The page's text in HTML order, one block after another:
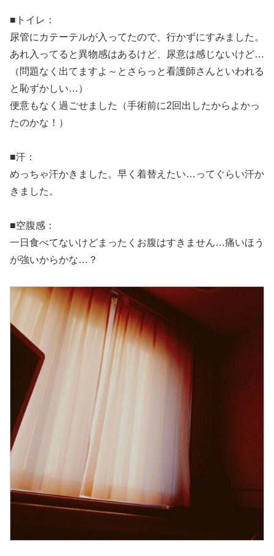
■トイレ：
尿管にカテーテルが入ってたので、行かずにすみました。
あれ入ってると異物感はあるけど、尿意は感じないけど…
（問題なく出てますよ～とさらっと看護師さんといわれる
と恥ずかしい…）
便意もなく過ごせました（手術前に2回出したからよかっ
たのかな！）
■汗：
めっちゃ汗かきました。早く着替えたい…ってぐらい汗か
きました。
■空腹感：
一日食べてないけどまったくお腹はすきません…痛いほう
が強いからかな…？